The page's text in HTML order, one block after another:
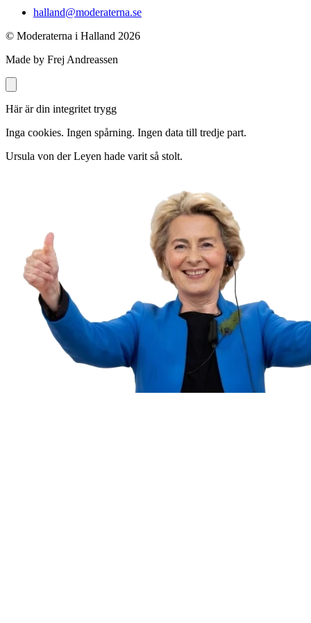
halland@moderaterna.se
© Moderaterna i Halland 2026
Made by Frej Andreassen
Här är din integritet trygg
Inga cookies. Ingen spårning. Ingen data till tredje part.
Ursula von der Leyen hade varit så stolt.